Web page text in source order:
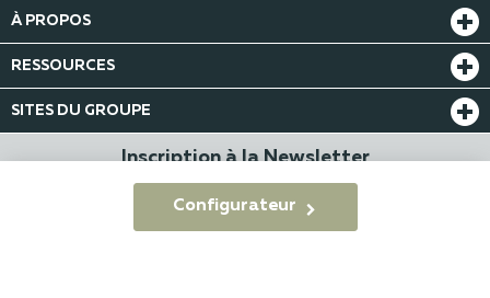
Inscription à la Newsletter
À PROPOS
RESSOURCES
SITES DU GROUPE
Configurateur